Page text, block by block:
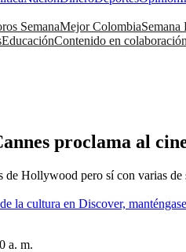
SemanaMejor ColombiaSemana
EducaciónContenido en colaboración
proclama al
de Hollywood pero sí con varias
la cultura en Discover,
a. m.